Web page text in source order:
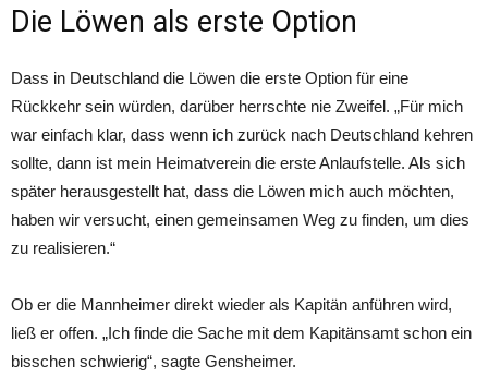
Die Löwen als erste Option
Dass in Deutschland die Löwen die erste Option für eine
Rückkehr sein würden, darüber herrschte nie Zweifel. „Für mich
war einfach klar, dass wenn ich zurück nach Deutschland kehren
sollte, dann ist mein Heimatverein die erste Anlaufstelle. Als sich
später herausgestellt hat, dass die Löwen mich auch möchten,
haben wir versucht, einen gemeinsamen Weg zu finden, um dies
zu realisieren.“
Ob er die Mannheimer direkt wieder als Kapitän anführen wird,
ließ er offen. „Ich finde die Sache mit dem Kapitänsamt schon ein
bisschen schwierig“, sagte Gensheimer.